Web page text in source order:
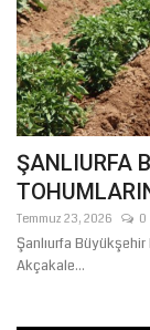
ŞANLIURFA
Temmuz 23, 2026 0
Şanlıurfa
Akçakale...